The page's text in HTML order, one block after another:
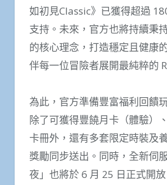
如初見Classic》已獲得超過
支持。未來，官方也將持續秉
的核心理念，打造穩定且健康
伴每一位冒險者展開最純粹的
為此，官方準備豐富福利回饋
除了可獲得豐饒月卡（體驗）
卡冊外，還有多套限定時裝及
獎勵同步送出。同時，全新伺
夜」也將於 6 月 25 日正式開